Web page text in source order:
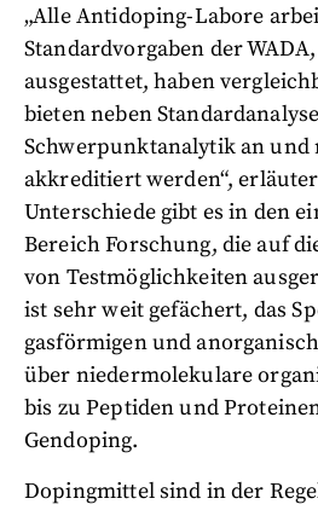
„Alle Antidoping-Labore
Standardvorgaben der
ausgestattet, haben
bieten neben
Schwerpunktanalytik an und
akkreditiert werden“,
Unterschiede gibt es in den
Bereich Forschung, die auf
von Testmöglichkeiten
ist sehr weit gefächert, das
gasförmigen und
über niedermolekulare
bis zu Peptiden und
Gendoping.
Dopingmittel sind in der